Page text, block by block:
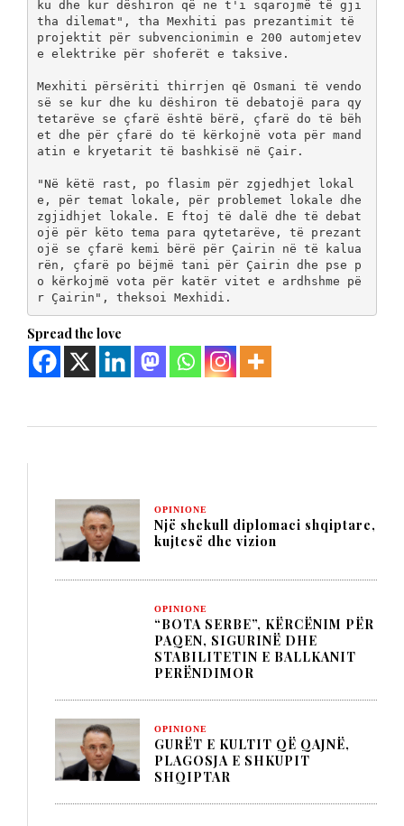
ku dhe kur dëshiron që ne t'i sqarojmë të gji
tha dilemat", tha Mexhiti pas prezantimit të
projektit për subvencionimin e 200 automjetev
e elektrike për shoferët e taksive.
Mexhiti përsëriti thirrjen që Osmani të vendo
së se kur dhe ku dëshiron të debatojë para qy
tetarëve se çfarë është bërë, çfarë do të bëh
et dhe për çfarë do të kërkojnë vota për mand
atin e kryetarit të bashkisë në Çair.
"Në këtë rast, po flasim për zgjedhjet lokal
e, për temat lokale, për problemet lokale dhe
zgjidhjet lokale. E ftoj të dalë dhe të debat
ojë për këto tema para qytetarëve, të prezant
ojë se çfarë kemi bërë për Çairin në të kalua
rën, çfarë po bëjmë tani për Çairin dhe pse p
o kërkojmë vota për katër vitet e ardhshme pë
r Çairin", theksoi Mexhidi.
Spread the love
OPINIONE
Një shekull diplomaci shqiptare,
kujtesë dhe vizion
OPINIONE
“BOTA SERBE”, KËRCËNIM PËR
PAQEN, SIGURINË DHE
STABILITETIN E BALLKANIT
PERËNDIMOR
OPINIONE
GURËT E KULTIT QË QAJNË,
PLAGOSJA E SHKUPIT
SHQIPTAR